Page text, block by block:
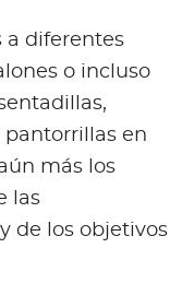
a diferentes
o incluso
pantorrillas en
más los
las
de los objetivos